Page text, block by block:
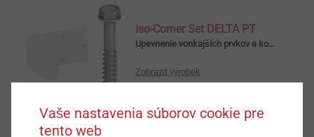
Iso-Corner Set DELTA PT
Upevnenie vonkajších prvkov a konštrukcií na ETICS
Zobrazit výrobek
Vaše nastavenia súborov cookie pre
tento web